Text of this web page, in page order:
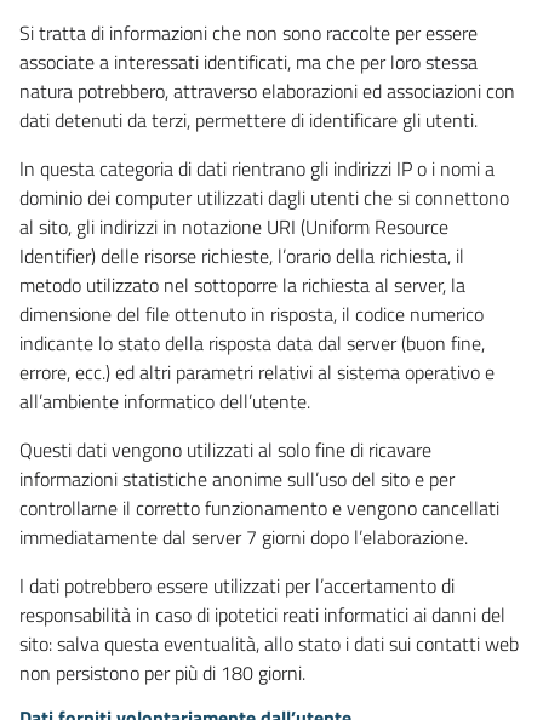
Si tratta di informazioni che non sono raccolte per essere
associate a interessati identificati, ma che per loro stessa
natura potrebbero, attraverso elaborazioni ed associazioni con
dati detenuti da terzi, permettere di identificare gli utenti.
In questa categoria di dati rientrano gli indirizzi IP o i nomi a
dominio dei computer utilizzati dagli utenti che si connettono
al sito, gli indirizzi in notazione URI (Uniform Resource
Identifier) delle risorse richieste, l’orario della richiesta, il
metodo utilizzato nel sottoporre la richiesta al server, la
dimensione del file ottenuto in risposta, il codice numerico
indicante lo stato della risposta data dal server (buon fine,
errore, ecc.) ed altri parametri relativi al sistema operativo e
all’ambiente informatico dell’utente.
Questi dati vengono utilizzati al solo fine di ricavare
informazioni statistiche anonime sull’uso del sito e per
controllarne il corretto funzionamento e vengono cancellati
immediatamente dal server 7 giorni dopo l’elaborazione.
I dati potrebbero essere utilizzati per l’accertamento di
responsabilità in caso di ipotetici reati informatici ai danni del
sito: salva questa eventualità, allo stato i dati sui contatti web
non persistono per più di 180 giorni.